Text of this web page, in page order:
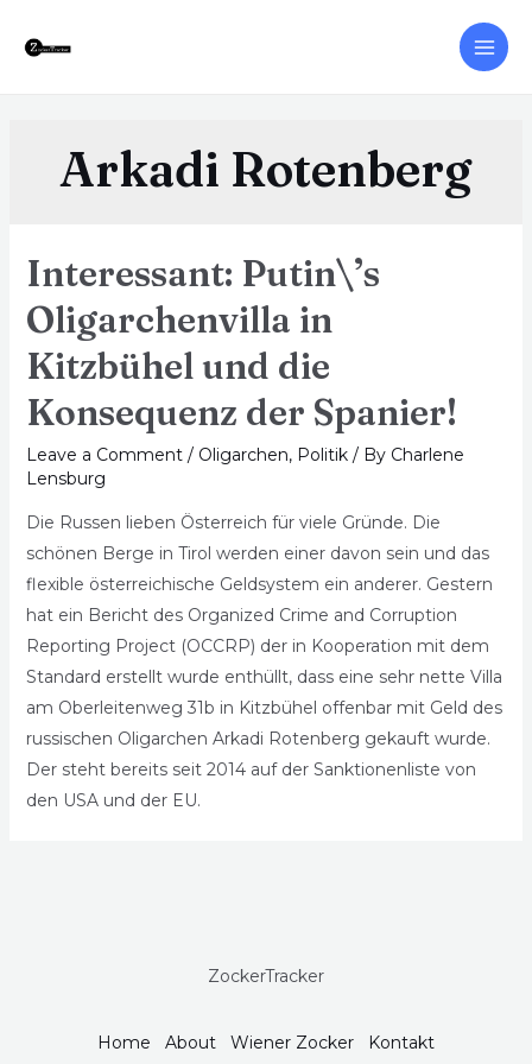
Arkadi Rotenberg
Interessant: Putin\’s
Oligarchenvilla in
Kitzbühel und die
Konsequenz der Spanier!
Leave a Comment / Oligarchen, Politik/ By Charlene
Lensburg
Die Russen lieben Österreich für viele Gründe. Die
schönen Berge in Tirol werden einer davon sein und das
flexible österreichische Geldsystem ein anderer. Gestern
hat ein Bericht des Organized Crime and Corruption
Reporting Project (OCCRP) der in Kooperation mit dem
Standard erstellt wurde enthüllt, dass eine sehr nette Villa
am Oberleitenweg 31b in Kitzbühel offenbar mit Geld des
russischen Oligarchen Arkadi Rotenberg gekauft wurde.
Der steht bereits seit 2014 auf der Sanktionenliste von
den USA und der EU.
ZockerTracker
Home About Wiener Zocker Kontakt